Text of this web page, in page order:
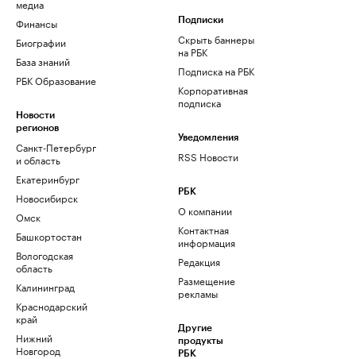
медиа
Финансы
Биографии
База знаний
РБК Образование
Новости
регионов
Санкт-Петербург
и область
Екатеринбург
Новосибирск
Омск
Башкортостан
Вологодская
область
Калининград
Краснодарский
край
Нижний
Новгород
Подписки
Скрыть баннеры
на РБК
Подписка на РБК
Корпоративная
подписка
Уведомления
RSS Новости
РБК
О компании
Контактная
информация
Редакция
Размещение
рекламы
Другие
продукты
РБК